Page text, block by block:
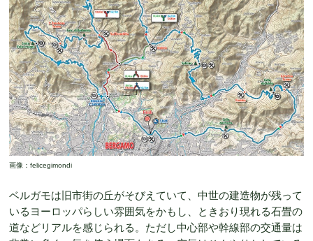
画像：felicegimondi
ベルガモは旧市街の丘がそびえていて、中世の建造物が残って
いるヨーロッパらしい雰囲気をかもし、ときおり現れる石畳の
道などリアルを感じられる。ただし中心部や幹線部の交通量は